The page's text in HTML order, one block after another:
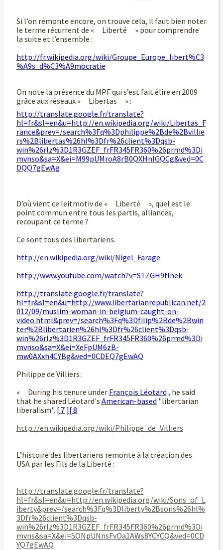
Si l’on remonte encore, on trouve cela, il faut bien noter
le terme récurrent de « Liberté » pour comprendre
la suite et l’ensemble :
http://fr.wikipedia.org/wiki/Groupe_Europe_libert%C3
%A9s_d%C3%A9mocratie
On note la présence du MPF qui s’est fait élire en 2009
grâce aux réseaux « Libertas » :
http://translate.google.fr/translate?
hl=fr&sl=en&u=http://en.wikipedia.org/wiki/Libertas_F
rance&prev=/search%3Fq%3Dphilippe%2Bde%2Bvillie
rs%2Blibertas%26hl%3Dfr%26client%3Dqsb-
win%26rlz%3D1R3GZEF_frFR345FR360%26prmd%3Di
mvnso&sa=X&ei=M99pUMroA8rB0QXHnIGQCg&ved=0C
DQQ7gEwAg
D’où vient ce leitmotiv de « Liberté », quel est le
point commun entre tous les partis, alliances,
recoupant ce terme ?
Ce sont tous des libertariens.
http://en.wikipedia.org/wiki/Nigel_Farage
http://www.youtube.com/watch?v=STZGH9fInek
http://translate.google.fr/translate?
hl=fr&sl=en&u=http://www.libertarianrepublican.net/2
012/09/muslim-woman-in-belgium-caught-on-
video.html&prev=/search%3Fq%3Dfilip%2Bde%2Bwin
ter%2Blibertarien%26hl%3Dfr%26client%3Dqsb-
win%26rlz%3D1R3GZEF_frFR345FR360%26prmd%3Di
mvnso&sa=X&ei=XeFpUM6zB-
mw0AXxh4CYBg&ved=0CDEQ7gEwAQ
Philippe de Villiers :
« During his tenure under François Léotard , he said
that he shared Léotard's American-based "libertarian
liberalism". [ 7 ][ 8
http://en.wikipedia.org/wiki/Philippe_de_Villiers
L’histoire des libertariens remonte à la création des
USA par les Fils de la Liberté :
http://translate.google.fr/translate?
hl=fr&sl=en&u=http://en.wikipedia.org/wiki/Sons_of_L
iberty&prev=/search%3Fq%3Dliberty%2Bsons%26hl%
3Dfr%26client%3Dqsb-
win%26rlz%3D1R3GZEF_frFR345FR360%26prmd%3Di
mvns&sa=X&ei=5ONpUNnsFvOa1AWs8YCYCQ&ved=0CD
YQ7gEwAQ